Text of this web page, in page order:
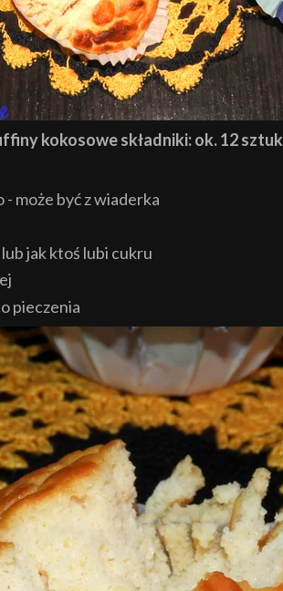
kokosowe składniki: ok. 12 sztuk
może być z wiaderka
jak ktoś lubi cukru
pieczenia